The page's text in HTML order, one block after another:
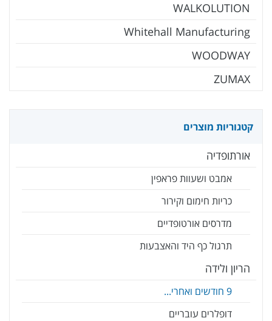
WALKOLUTION
Whitehall Manufacturing
WOODWAY
ZUMAX
קטגוריות מוצרים
אורתופדיה
אמבט ושעוות פראפין
כריות חימום וקירור
מדרסים אורטופדיים
תרגול כף היד והאצבעות
הריון ולידה
9 חודשים ואחרי...
דופלרים עובריים